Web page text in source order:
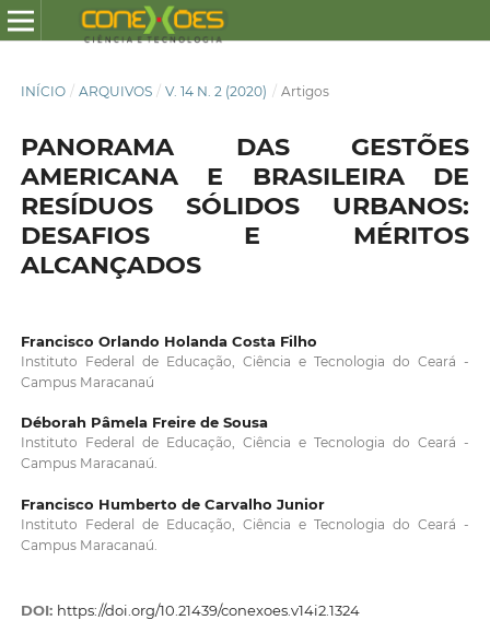
INÍCIO / ARQUIVOS / V. 14 N. 2 (2020) / Artigos
PANORAMA DAS GESTÕES
AMERICANA E BRASILEIRA DE
RESÍDUOS SÓLIDOS URBANOS:
DESAFIOS E MÉRITOS
ALCANÇADOS
Francisco Orlando Holanda Costa Filho
Instituto Federal de Educação, Ciência e Tecnologia do Ceará -
Campus Maracanaú
Déborah Pâmela Freire de Sousa
Instituto Federal de Educação, Ciência e Tecnologia do Ceará -
Campus Maracanaú.
Francisco Humberto de Carvalho Junior
Instituto Federal de Educação, Ciência e Tecnologia do Ceará -
Campus Maracanaú.
DOI: https://doi.org/10.21439/conexoes.v14i2.1324